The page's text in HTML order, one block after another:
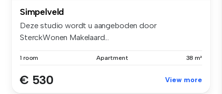
Simpelveld
Deze studio wordt u aangeboden door
SterckWonen Makelaard...
1 room Apartment 38 m²
€ 530 View more